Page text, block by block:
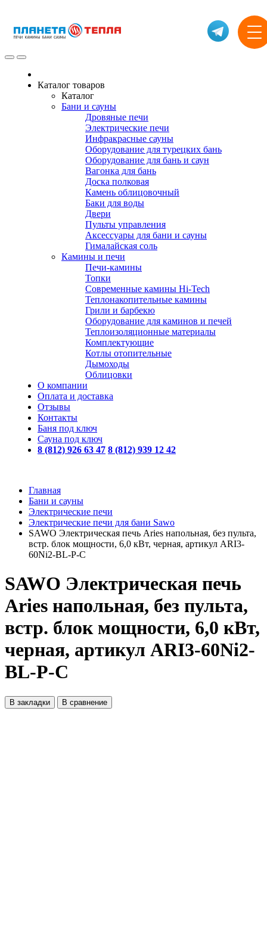
Каталог товаров
Каталог
Бани и сауны
Дровяные печи
Электрические печи
Инфракрасные сауны
Оборудование для турецких бань
Оборудование для бань и саун
Вагонка для бань
Доска полковая
Камень облицовочный
Баки для воды
Двери
Пульты управления
Аксессуары для бани и сауны
Гималайская соль
Камины и печи
Печи-камины
Топки
Современные камины Hi-Tech
Теплонакопительные камины
Грили и барбекю
Оборудование для каминов и печей
Теплоизоляционные материалы
Комплектующие
Котлы отопительные
Дымоходы
Облицовки
О компании
Оплата и доставка
Отзывы
Контакты
Баня под ключ
Сауна под ключ
8 (812) 926 63 47 8 (812) 939 12 42
Главная
Бани и сауны
Электрические печи
Электрические печи для бани Sawo
SAWO Электрическая печь Aries напольная, без пульта,
встр. блок мощности, 6,0 кВт, черная, артикул ARI3-
60Ni2-BL-P-C
SAWO Электрическая печь
Aries напольная, без пульта,
встр. блок мощности, 6,0 кВт,
черная, артикул ARI3-60Ni2-
BL-P-C
В закладки В сравнение